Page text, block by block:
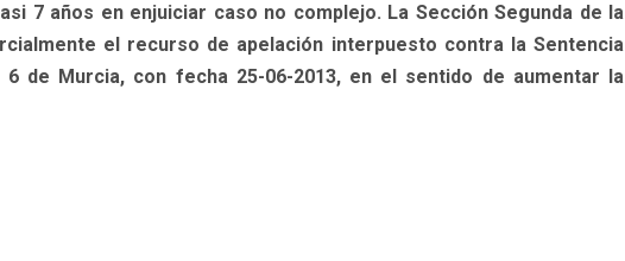
7 años en enjuiciar caso no complejo. La Sección Segunda de la
el recurso de apelación interpuesto contra la Sentencia
de Murcia, con fecha 25-06-2013, en el sentido de aumentar la